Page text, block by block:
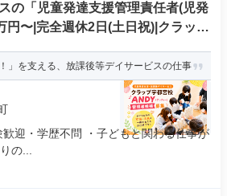
の「児童発達支援管理責任者(児発
円〜|完全週休2日(土日祝)|クラップ
」を支える、放課後等デイサービスの仕事
迎・学歴不問 ・子どもと関わる仕事が
の...